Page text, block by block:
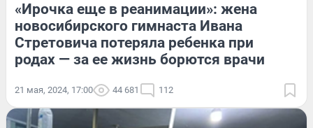
«Ирочка еще в реанимации»: жена
новосибирского гимнаста Ивана
Стретовича потеряла ребенка при
родах — за ее жизнь борются врачи
21 мая, 2024, 17:00 44 681 112